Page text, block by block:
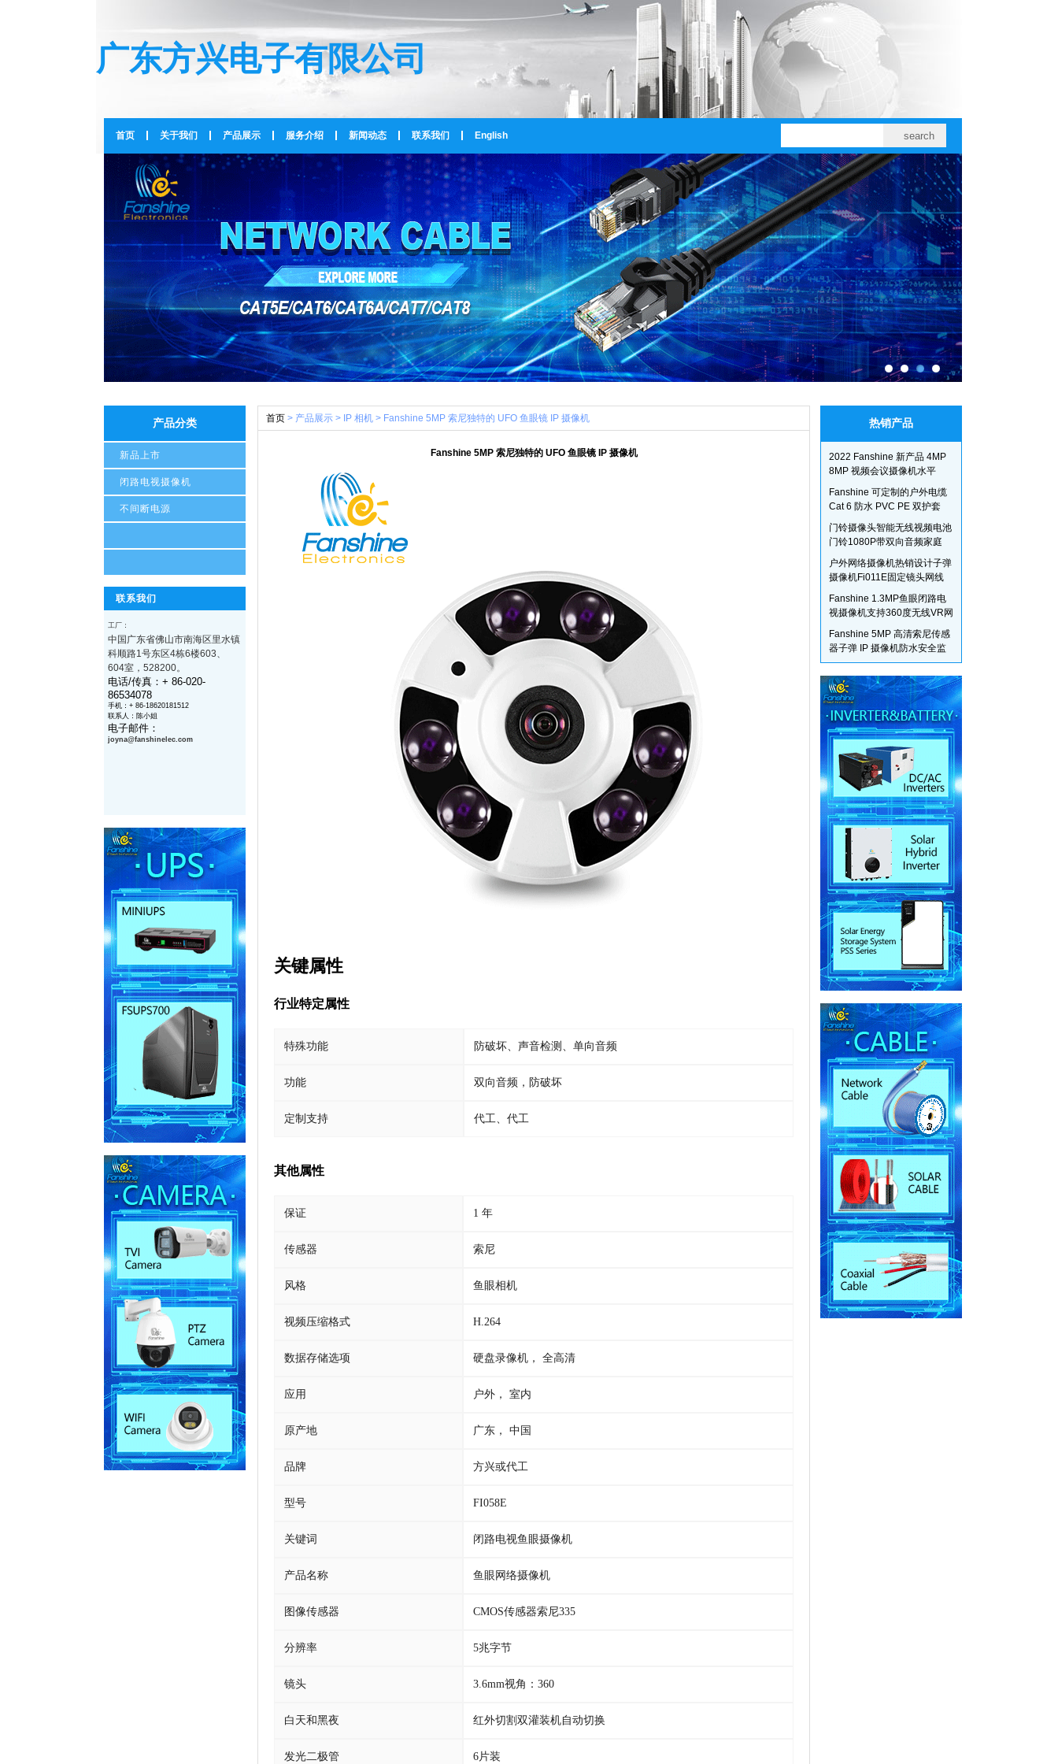
广东方兴电子有限公司
首页 关于我们 产品展示 服务介绍 新闻动态 联系我们 English
产品分类
新品上市
闭路电视摄像机
不间断电源
联系我们
工厂：
中国广东省佛山市南海区里水镇
科顺路1号东区4栋6楼603、
604室 ，528200。
电话/传真：+ 86-020-
86534078
手机：+ 86-18620181512
联系人：陈小姐
电子邮件：
joyna@fanshinelec.com
首页 > 产品展示 > IP 相机 > Fanshine 5MP 索尼独特的 UFO 鱼眼镜 IP 摄像机
Fanshine 5MP 索尼独特的 UFO 鱼眼镜 IP 摄像机
关键属性
行业特定属性
特殊功能 防破坏、声音检测、单向音频
功能 双向音频，防破坏
定制支持 代工、代工
其他属性
保证 1 年
传感器 索尼
风格 鱼眼相机
视频压缩格式 H.264
数据存储选项 硬盘录像机， 全高清
应用 户外， 室内
原产地 广东， 中国
品牌 方兴或代工
型号 FI058E
关键词 闭路电视鱼眼摄像机
产品名称 鱼眼网络摄像机
图像传感器 CMOS传感器索尼335
分辨率 5兆字节
镜头 3.6mm视角：360
白天和黑夜 红外切割双灌装机自动切换
发光二极管 6片装
热销产品
2022 Fanshine 新产品 4MP
8MP 视频会议摄像机水平
360 天使旋转头
Fanshine 可定制的户外电缆
Cat 6 防水 PVC PE 双护套
UTP Cat 6 高速 305M Cat 6
以太网电缆
门铃摄像头智能无线视频电池
门铃1080P带双向音频家庭
wifi摄像头
户外网络摄像机热销设计子弹
摄像机Fi011E固定镜头网线
OEM户外IP闭路电视摄像机
Fanshine 1.3MP鱼眼闭路电
视摄像机支持360度无线VR网
Fanshine 5MP 高清索尼传感
器子弹 IP 摄像机防水安全监
控闭路电视户外摄像机